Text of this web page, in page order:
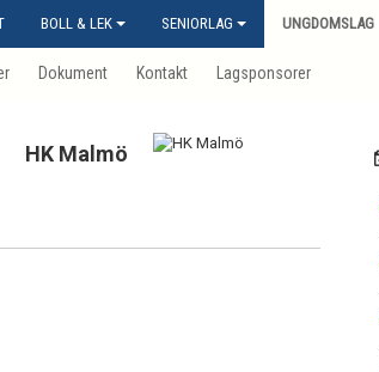
BOLL & LEK SENIORLAG UNGDOMSLAG
Dokument Kontakt Lagsponsorer
HK Malmö